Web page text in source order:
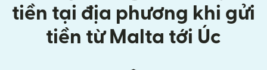
tiền tại địa phương khi gửi
tiền từ Malta tới Úc